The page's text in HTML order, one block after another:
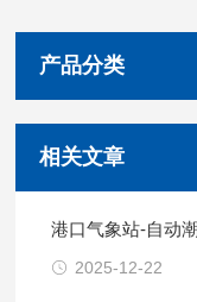
产品分类
相关文章
港口气象站-自动
2025-12-22